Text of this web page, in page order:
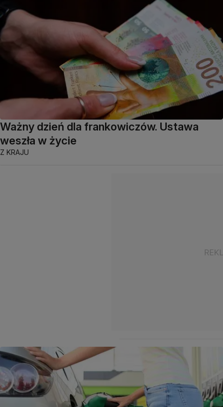
Ważny dzień dla frankowiczów. Ustawa
weszła w życie
Z KRAJU